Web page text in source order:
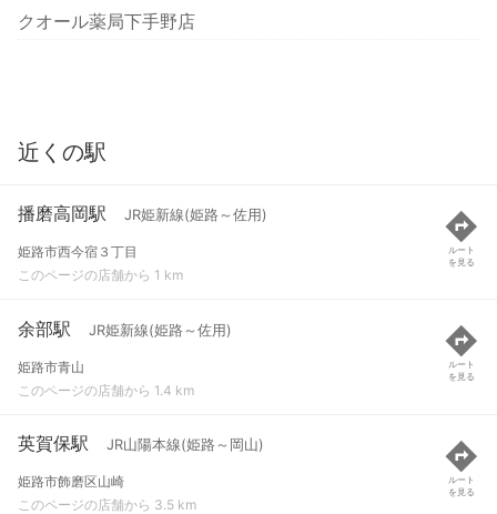
クオール薬局下手野店
近くの駅
播磨高岡駅 JR姫新線(姫路～佐用)
姫路市西今宿３丁目
このページの店舗から 1 km
ルート
を見る
余部駅 JR姫新線(姫路～佐用)
姫路市青山
このページの店舗から 1.4 km
ルート
を見る
英賀保駅 JR山陽本線(姫路～岡山)
姫路市飾磨区山崎
このページの店舗から 3.5 km
ルート
を見る